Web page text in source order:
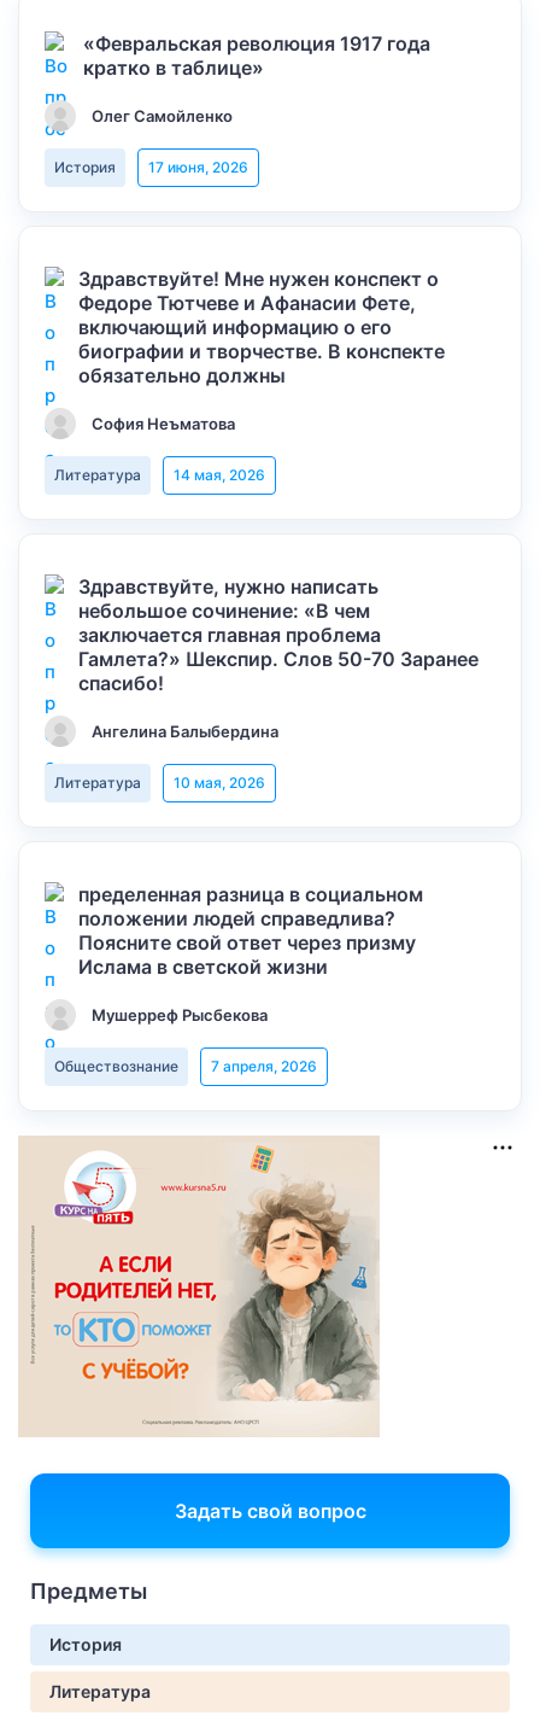
«Февральская революция 1917 года
кратко в таблице»
Олег Самойленко
История 17 июня, 2026
Здравствуйте! Мне нужен конспект о
Федоре Тютчеве и Афанасии Фете,
включающий информацию о его
биографии и творчестве. В конспекте
обязательно должны
София Неъматова
Литература 14 мая, 2026
Здравствуйте, нужно написать
небольшое сочинение: «В чем
заключается главная проблема
Гамлета?» Шекспир. Слов 50-70 Заранее
спасибо!
Ангелина Балыбердина
Литература 10 мая, 2026
пределенная разница в социальном
положении людей справедлива?
Поясните свой ответ через призму
Ислама в светской жизни
Мушерреф Рысбекова
Обществознание 7 апреля, 2026
Задать свой вопрос
Предметы
История
Литература